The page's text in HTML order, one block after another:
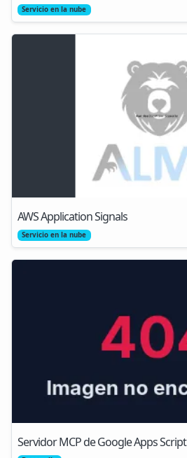
Servicio en la nube
AWS Application Signals
Servicio en la nube
Servidor MCP de Google Apps Script